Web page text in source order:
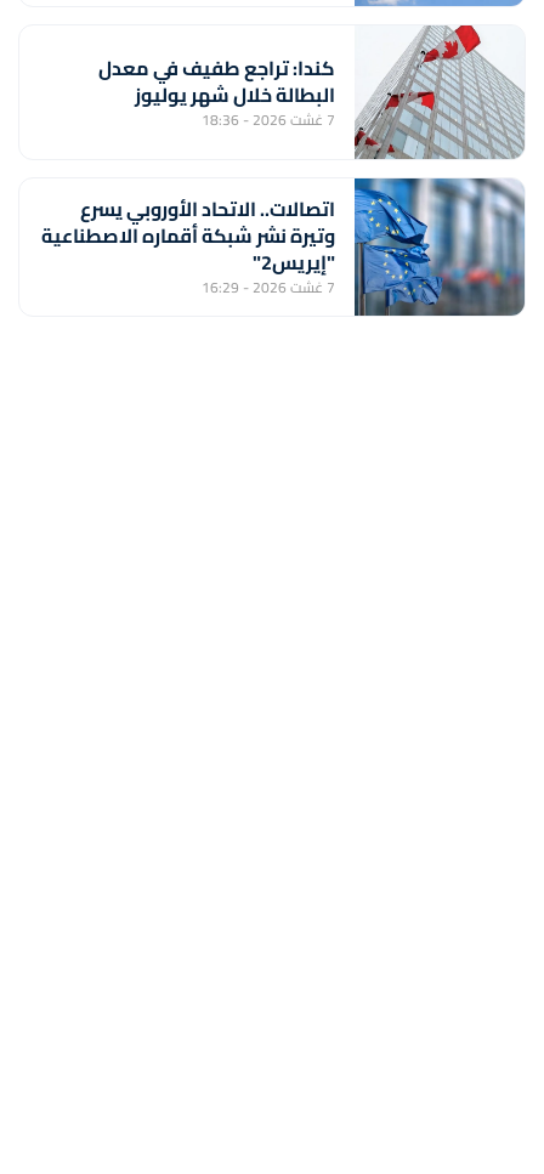
كندا: تراجع طفيف في معدل
البطالة خلال شهر يوليوز
7 غشت 2026 - 18:36
اتصالات.. الاتحاد الأوروبي يسرع
وتيرة نشر شبكة أقماره الاصطناعية
"إيريس2"
7 غشت 2026 - 16:29